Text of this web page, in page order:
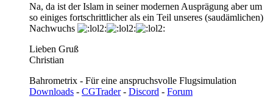
Na, da ist der Islam in seiner modernen Ausprägung aber um
so einiges fortschrittlicher als ein Teil unseres (saudämlichen)
Nachwuchs
Lieben Gruß
Christian
Bahrometrix - Für eine anspruchsvolle Flugsimulation
Downloads - CGTrader- Discord - Forum